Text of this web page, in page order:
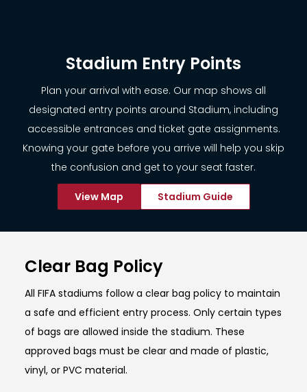
Stadium Entry Points
Plan your arrival with ease. Our map shows all
designated entry points around Stadium, including
accessible entrances and ticket gate assignments.
Knowing your gate before you arrive will help you skip
the confusion and get to your seat faster.
View Map Stadium Guide
Clear Bag Policy
All FIFA stadiums follow a clear bag policy to maintain
a safe and efficient entry process. Only certain types
of bags are allowed inside the stadium. These
approved bags must be clear and made of plastic,
vinyl, or PVC material.